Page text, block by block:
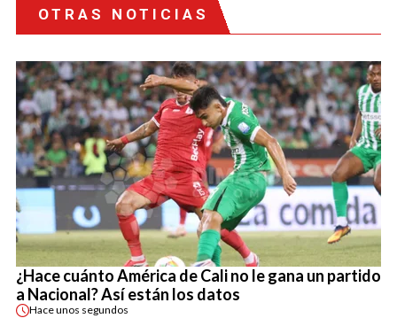
OTRAS NOTICIAS
¿Hace cuánto América de Cali no le gana un partido
a Nacional? Así están los datos
Haceunos segundos